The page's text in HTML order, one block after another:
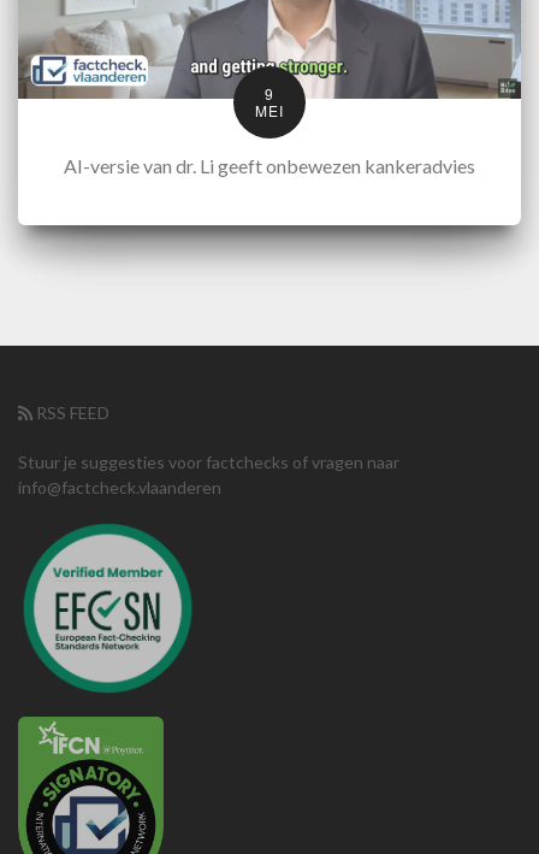
9
MEI
AI-versie van dr. Li geeft onbewezen kankeradvies
RSS FEED
Stuur je suggesties voor factchecks of vragen naar
info@factcheck.vlaanderen